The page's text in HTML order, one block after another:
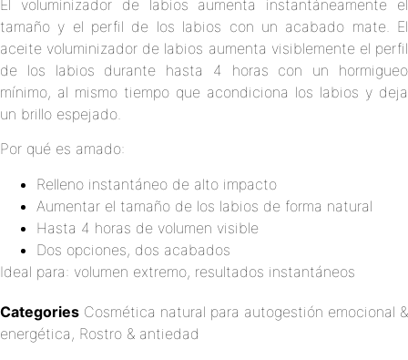
El voluminizador de labios aumenta instantáneamente el
tamaño y el perfil de los labios con un acabado mate. El
aceite voluminizador de labios aumenta visiblemente el perfil
de los labios durante hasta 4 horas con un hormigueo
mínimo, al mismo tiempo que acondiciona los labios y deja
un brillo espejado.
Por qué es amado:
Relleno instantáneo de alto impacto
Aumentar el tamaño de los labios de forma natural
Hasta 4 horas de volumen visible
Dos opciones, dos acabados
Ideal para: volumen extremo, resultados instantáneos
Categories Cosmética natural para autogestión emocional &
energética , Rostro & antiedad